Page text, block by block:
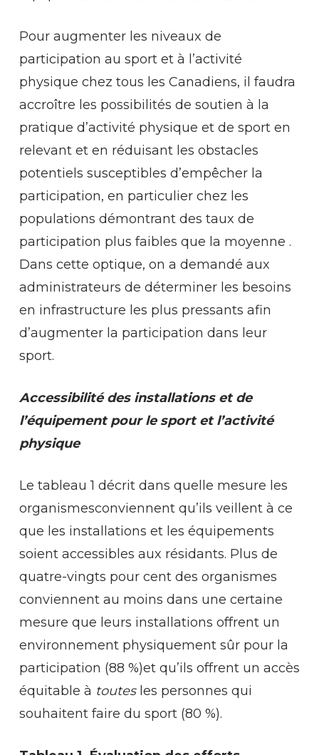
Pour augmenter les niveaux de
participation au sport et à l’activité
physique chez tous les Canadiens, il faudra
accroître les possibilités de soutien à la
pratique d’activité physique et de sport en
relevant et en réduisant les obstacles
potentiels susceptibles d’empêcher la
participation, en particulier chez les
populations démontrant des taux de
participation plus faibles que la moyenne .
Dans cette optique, on a demandé aux
administrateurs de déterminer les besoins
en infrastructure les plus pressants afin
d’augmenter la participation dans leur
sport.
Accessibilité des installations et de
l’équipement pour le sport et l’activité
physique
Le tableau 1 décrit dans quelle mesure les
organismesconviennent qu’ils veillent à ce
que les installations et les équipements
soient accessibles aux résidants. Plus de
quatre-vingts pour cent des organismes
conviennent au moins dans une certaine
mesure que leurs installations offrent un
environnement physiquement sûr pour la
participation (88 %)et qu’ils offrent un accès
équitable à toutes les personnes qui
souhaitent faire du sport (80 %).